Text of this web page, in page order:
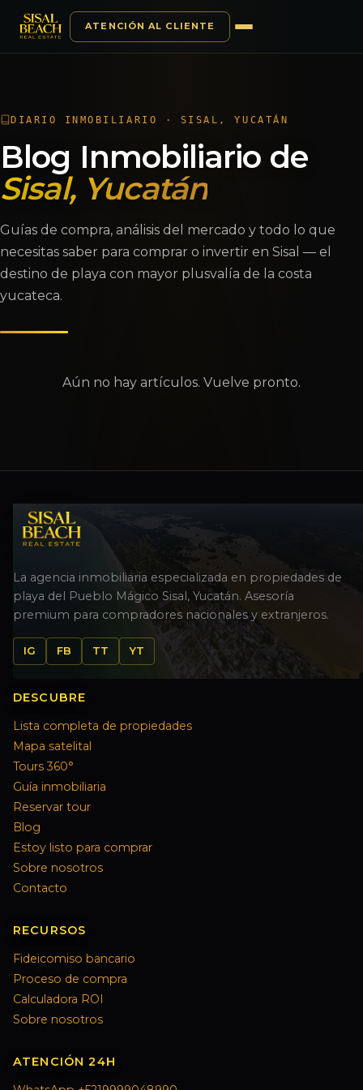
ATENCIÓN AL CLIENTE
DIARIO INMOBILIARIO · SISAL, YUCATÁN
Blog Inmobiliario de
Sisal, Yucatán
Guías de compra, análisis del mercado y todo lo que
necesitas saber para comprar o invertir en Sisal — el
destino de playa con mayor plusvalía de la costa
yucateca.
Aún no hay artículos. Vuelve pronto.
La agencia inmobiliaria especializada en propiedades de
playa del Pueblo Mágico Sisal, Yucatán. Asesoría
premium para compradores nacionales y extranjeros.
IG FB TT YT
DESCUBRE
Lista completa de propiedades
Mapa satelital
Tours 360°
Guía inmobiliaria
Reservar tour
Blog
Estoy listo para comprar
Sobre nosotros
Contacto
RECURSOS
Fideicomiso bancario
Proceso de compra
Calculadora ROI
Sobre nosotros
ATENCIÓN 24H